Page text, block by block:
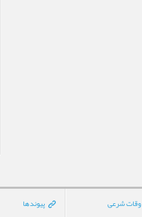
شرعی پیوندها